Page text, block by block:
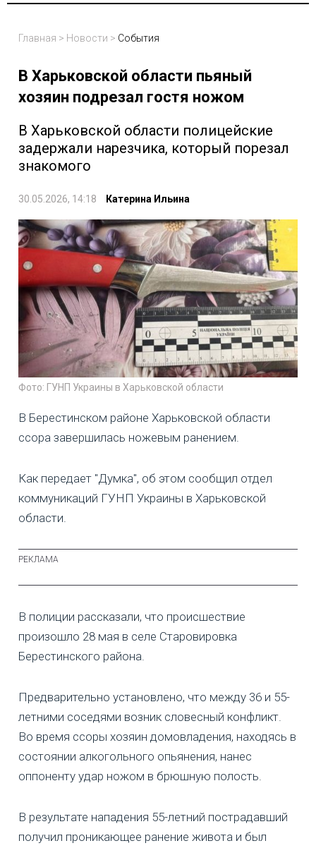
Главная > Новости > События
В Харьковской области пьяный
хозяин подрезал гостя ножом
В Харьковской области полицейские
задержали нарезчика, который порезал
знакомого
30.05.2026, 14:18 Катерина Ильина
Фото: ГУНП Украины в Харьковской области
В Берестинском районе Харьковской области
ссора завершилась ножевым ранением.
Как передает "Думка", об этом сообщил отдел
коммуникаций ГУНП Украины в Харьковской
области.
В полиции рассказали, что происшествие
произошло 28 мая в селе Старовировка
Берестинского района.
Предварительно установлено, что между 36 и 55-
летними соседями возник словесный конфликт.
Во время ссоры хозяин домовладения, находясь в
состоянии алкогольного опьянения, нанес
оппоненту удар ножом в брюшную полость.
В результате нападения 55-летний пострадавший
получил проникающее ранение живота и был